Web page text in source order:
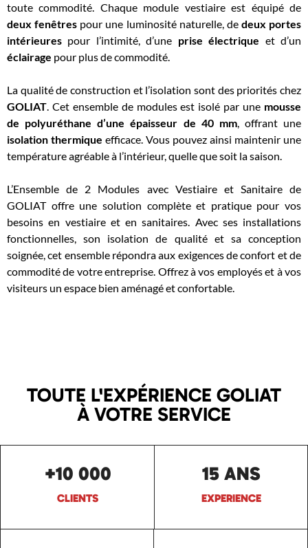
toute commodité. Chaque module vestiaire est équipé de
deux fenêtres pour une luminosité naturelle, de deux portes
intérieures pour l’intimité, d’une prise électrique et d’un
éclairage pour plus de commodité.
La qualité de construction et l’isolation sont des priorités chez
GOLIAT. Cet ensemble de modules est isolé par une mousse
de polyuréthane d’une épaisseur de 40 mm, offrant une
isolation thermique efficace. Vous pouvez ainsi maintenir une
température agréable à l’intérieur, quelle que soit la saison.
L’Ensemble de 2 Modules avec Vestiaire et Sanitaire de
GOLIAT offre une solution complète et pratique pour vos
besoins en vestiaire et en sanitaires. Avec ses installations
fonctionnelles, son isolation de qualité et sa conception
soignée, cet ensemble répondra aux exigences de confort et de
commodité de votre entreprise. Offrez à vos employés et à vos
visiteurs un espace bien aménagé et confortable.
TOUTE L'EXPÉRIENCE GOLIAT
À VOTRE SERVICE
+10 000
CLIENTS
15 ANS
EXPERIENCE